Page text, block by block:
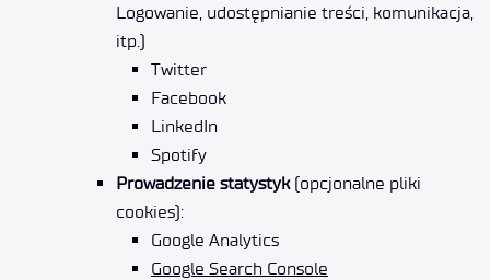
Logowanie, udostępnianie treści, komunikacja,
itp.)
Twitter
Facebook
LinkedIn
Spotify
Prowadzenie statystyk (opcjonalne pliki
cookies):
Google Analytics
Google Search Console